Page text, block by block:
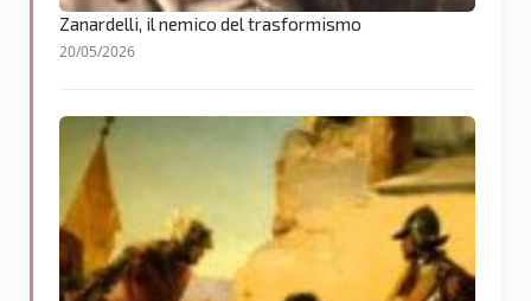
Zanardelli, il nemico del trasformismo
20/05/2026